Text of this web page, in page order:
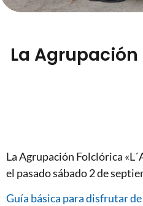
La Agrupación
La Agrupación Folclórica
el pasado sábado 2 de
Guía básica para disfrutar